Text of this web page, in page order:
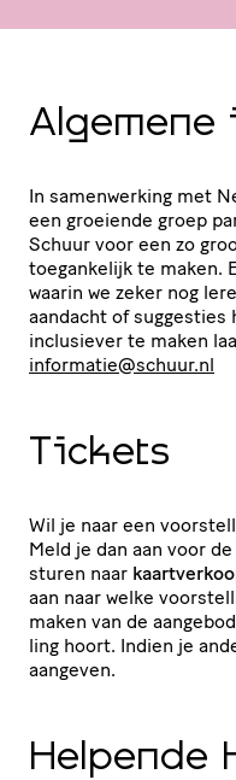
In samen­wer­king met
een groeiende groep
Schuur voor een zo
toegan­ke­lijk te maken.
waarin we zeker nog
aandacht of suggesties
inclusiever te maken
informatie@​schuur.​nl
Tickets
Wil je naar een
Meld je dan aan voor
sturen naar
aan naar welke
maken van de
ling hoort. Indien je
aangeven.
Helpende